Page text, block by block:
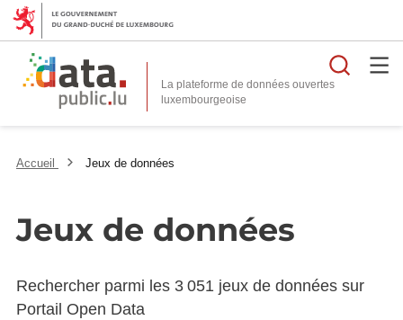
La plateforme de données ouvertes
Accueil Jeux de données
Jeux de données
Rechercher parmi les 3 051 jeux de données sur
Portail Open Data